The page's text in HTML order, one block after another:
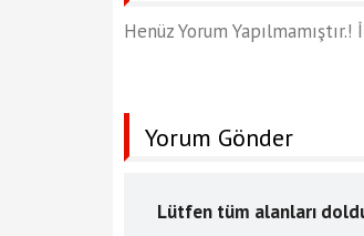
Henüz Yorum
Yorum Gönder
Lütfen tüm alanları